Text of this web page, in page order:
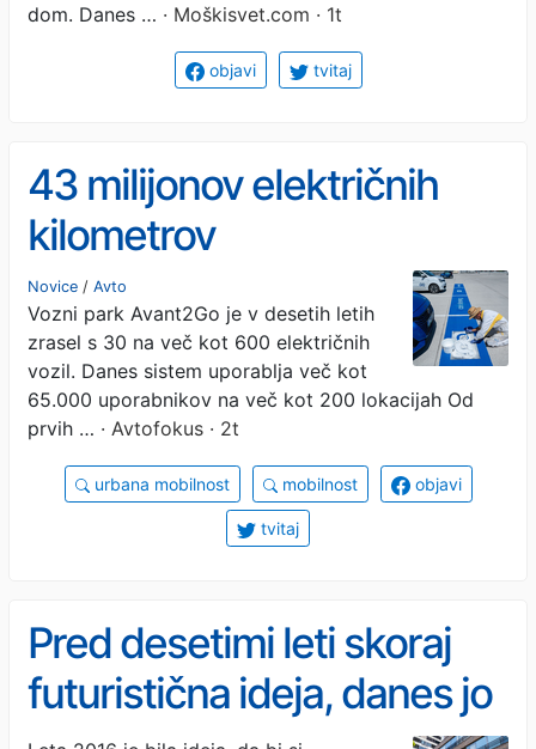
dom. Danes … · Moškisvet.com · 1t
objavi tvitaj
43 milijonov električnih
kilometrov
Novice / Avto
Vozni park Avant2Go je v desetih letih
zrasel s 30 na več kot 600 električnih
vozil. Danes sistem uporablja več kot
65.000 uporabnikov na več kot 200 lokacijah Od
prvih … · Avtofokus · 2t
urbana mobilnost mobilnost objavi
tvitaj
Pred desetimi leti skoraj
futuristična ideja, danes jo